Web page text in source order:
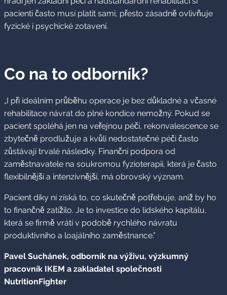
pacienti často musí platit sami, přesto zásadně ovlivňuje
fyzické i psychické zotavení.
Co na to odborník?
„I při ideálním průběhu operace je bez důkladné a včasné
rehabilitace návrat do plné kondice nemožný. Pokud se
pacient spoléhá jen na veřejnou péči, rekonvalescence se
zbytečně prodlužuje a kvůli nedostatečné péči často
zůstávají trvalé následky. Finanční podpora od
zaměstnavatele na soukromou fyzioterapii, která je často
flexibilnější a intenzivnější, má obrovský význam.
Pacient díky ní získá to, co skutečně potřebuje, aniž by ho
to finančně zatížilo. Je to investice do lidského kapitálu,
která se firmě vrátí v podobě rychlého návratu
produktivního a loajálního zaměstnance.”
Pavel Suchánek, odborník na výživu, výzkumný
pracovník IKEM a zakladatel společnosti
NutritionFighter